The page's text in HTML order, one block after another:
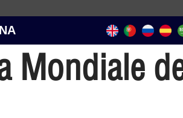
Mondiale